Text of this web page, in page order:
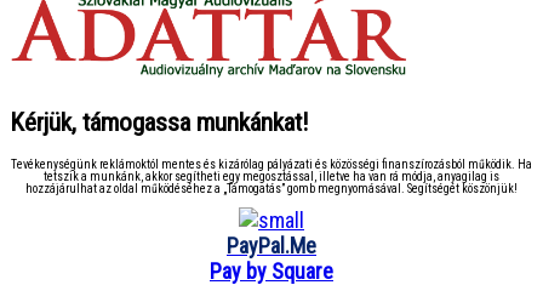
Kérjük, támogassa munkánkat!
Tevékenységünk reklámoktól mentes és kizárólag pályázati és közösségi finanszírozásból működik. Ha
tetszik a munkánk, akkor segítheti egy megosztással, illetve ha van rá módja, anyagilag is
hozzájárulhat az oldal működéséhez a „Támogatás” gomb megnyomásával. Segítségét köszönjük!
PayPal.Me
Pay by Square